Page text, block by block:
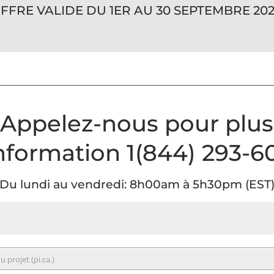
VALIDE DU 1ER AU 30 SEPTEMBRE
Appelez-nous pour plus
1(844) 293-
lundi au vendredi: 8h00am à 5h30pm (EST)
projet (pi.ca.)